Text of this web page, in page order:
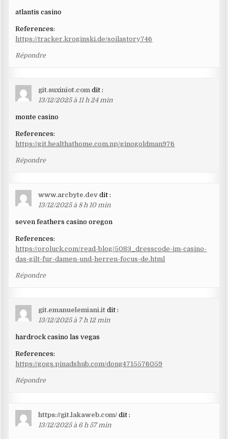
atlantis casino
References:
https://tracker.kroginski.de/soilastory746
Répondre
git.suxiniot.com dit :
13/12/2025 à 11 h 24 min
monte casino
References:
https://git.healthathome.com.np/ginogoldman976
Répondre
www.arcbyte.dev dit :
13/12/2025 à 8 h 10 min
seven feathers casino oregon
References:
https://oroluck.com/read-blog/5083_dresscode-im-casino-
das-gilt-fur-damen-und-herren-focus-de.html
Répondre
git.emanuelemiani.it dit :
13/12/2025 à 7 h 12 min
hardrock casino las vegas
References:
https://gogs.pinadshub.com/dong4715576059
Répondre
https://git.lakaweb.com/ dit :
13/12/2025 à 6 h 57 min